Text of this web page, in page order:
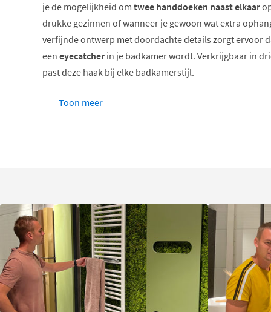
je de mogelijkheid om twee handdoeken naast elkaar
drukke gezinnen of wanneer je gewoon wat extra
verfijnde ontwerp met doordachte details zorgt ervoor
een eyecatcher in je badkamer wordt. Verkrijgbaar in
past deze haak bij elke badkamerstijl.
Dubbele haak voor extra capaciteit
Geesa staat al meer dan 135 jaar voor uitstekende
dubbele haak is daar een mooi voorbeeld van. Het
hoogwaardige materialen
zoals messing en RVS,
uitvoering. De zorgvuldige afwerking en het
je jarenlang plezier hebt van dit product. De verdekte
strakke, moderne uitstraling zonder zichtbare schroeven.
Toon meer